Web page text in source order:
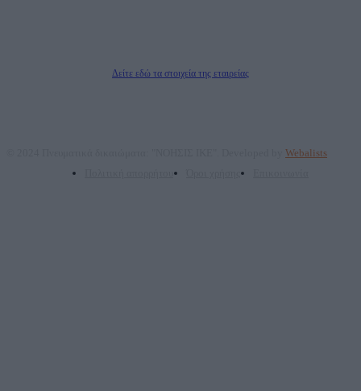
Δείτε εδώ τα στοιχεία της εταιρείας
Webalists